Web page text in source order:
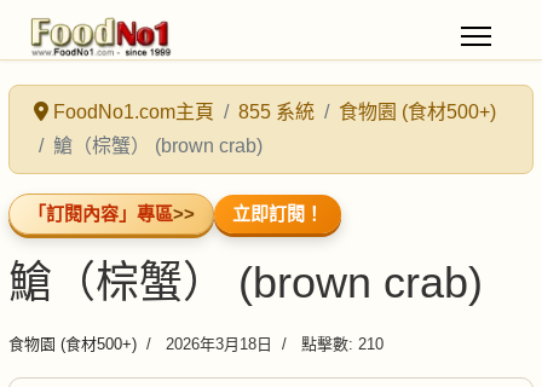
FoodNo1.com主頁 855 系統
食物園 (食材500+)
䱽（棕蟹） (brown crab)
「訂閱內容」專區>> 立即訂閱！
䱽（棕蟹） (brown crab)
食物園 (食材500+) 2026年3月18日 點擊數: 210